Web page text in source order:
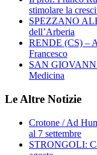
stimolare la
SPEZZANO
dell’Arberia
RENDE (CS) –
Francesco
SAN
Medicina
Le Altre Notizie
Crotone / Ad
al 7 settembre
STRONGOLI: